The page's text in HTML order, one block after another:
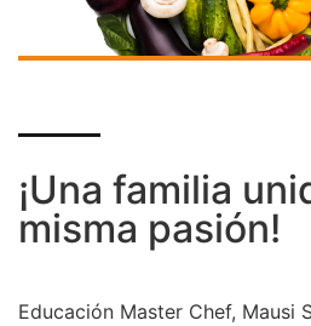
¡Una familia
misma pasión!
Educación Master Chef, Mausi